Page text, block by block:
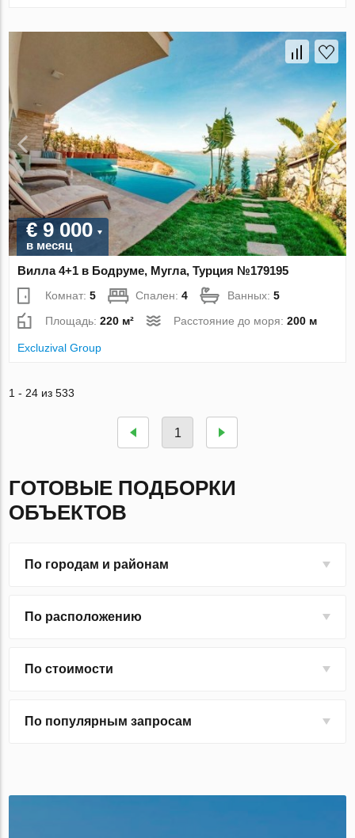
€ 9 000
в месяц
Вилла 4+1 в Бодруме, Мугла, Турция №179195
Комнат:5 Спален:4 Ванных:5
Площадь:220 м² Расстояние до моря:200 м
Excluzival Group
1 - 24 из 533
1
ГОТОВЫЕ ПОДБОРКИ
ОБЪЕКТОВ
По городам и районам
По расположению
По стоимости
По популярным запросам